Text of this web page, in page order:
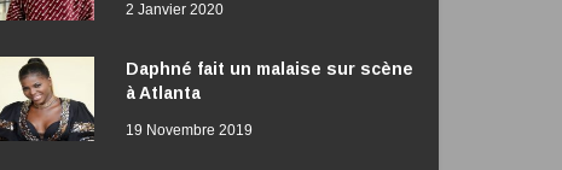
2 Janvier 2020
Daphné fait un malaise sur scène
à Atlanta
19 Novembre 2019